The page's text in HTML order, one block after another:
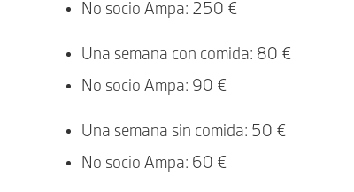
No socio Ampa: 250 €
Una semana con comida: 80 €
No socio Ampa: 90 €
Una semana sin comida: 50 €
No socio Ampa: 60 €